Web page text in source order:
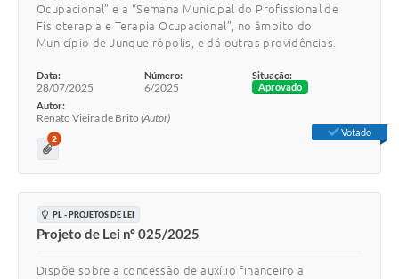
Ocupacional” e a “Semana Municipal do Profissional de
Fisioterapia e Terapia Ocupacional”, no âmbito do
Município de Junqueirópolis, e dá outras providências.
Data:
28/07/2025
Número:
6/2025
Situação:
Aprovado
Autor:
Renato Vieira de Brito (Autor)
2
Votado
PL - PROJETOS DE LEI
Projeto de Lei nº 025/2025
Dispõe sobre a concessão de auxílio financeiro a